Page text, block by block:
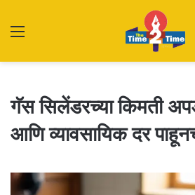
गॅस सिलेंडरच्या किमती
आणि व्यावसायिक दर